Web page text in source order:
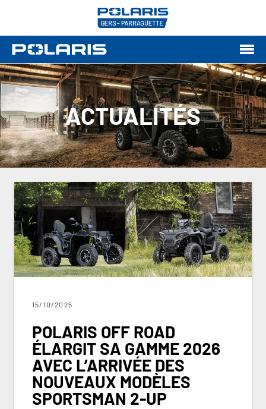
ACTUALITÉS
15/10/2025
POLARIS OFF ROAD
ÉLARGIT SA GAMME 2026
AVEC L’ARRIVÉE DES
NOUVEAUX MODÈLES
SPORTSMAN 2-UP